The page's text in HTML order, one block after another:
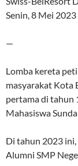
Senin, 8 Mei
—
Lomba kereta
masyarakat Kota
pertama di tahun
Mahasiswa
Di tahun 2023
Alumni SMP